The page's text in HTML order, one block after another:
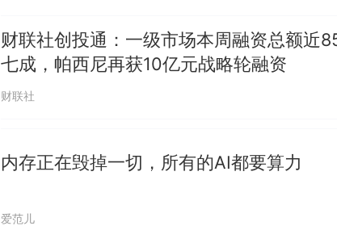
财联社创投通：一级市场本周融资总额近
七成，帕西尼再获10亿元战略轮融资
财联社
内存正在毁掉一切，所有的AI都要算力
爱范儿